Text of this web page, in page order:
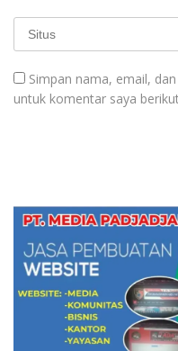
Simpan nama, email,
untuk komentar saya